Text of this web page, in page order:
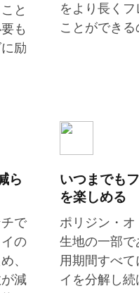
と
も
励
をより長く
ことができる
ら
で
の
、
減
いつまでも
を楽しめる
ポリジン・
生地の一部で
用期間すべ
イを分解し続